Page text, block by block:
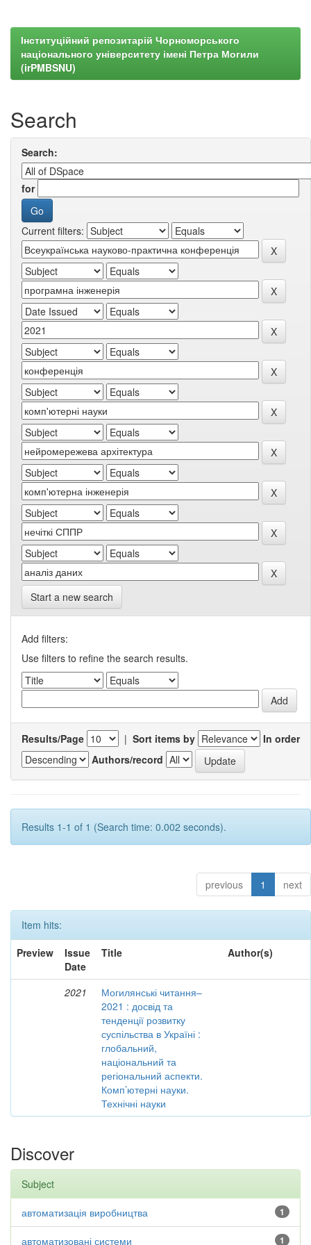
Інституційний репозитарій Чорноморського
національного університету імені Петра Могили
(irPMBSNU)
Search
Search:
for
Current filters:
Start a new search
Add filters:
Use filters to refine the search results.
Results/Page | Sort items by
In order
Authors/record
Results 1-1 of 1 (Search time: 0.002 seconds).
previous 1 next
Item hits:
Preview
Issue
Date
Title Author(s)
2021
Могилянські читання–
2021 : досвід та
тенденції розвитку
суспільства в Україні :
глобальний,
національний та
регіональний аспекти.
Комп’ютерні науки.
Технічні науки
Discover
Subject
1
автоматизація виробництва
1
автоматизовані системи